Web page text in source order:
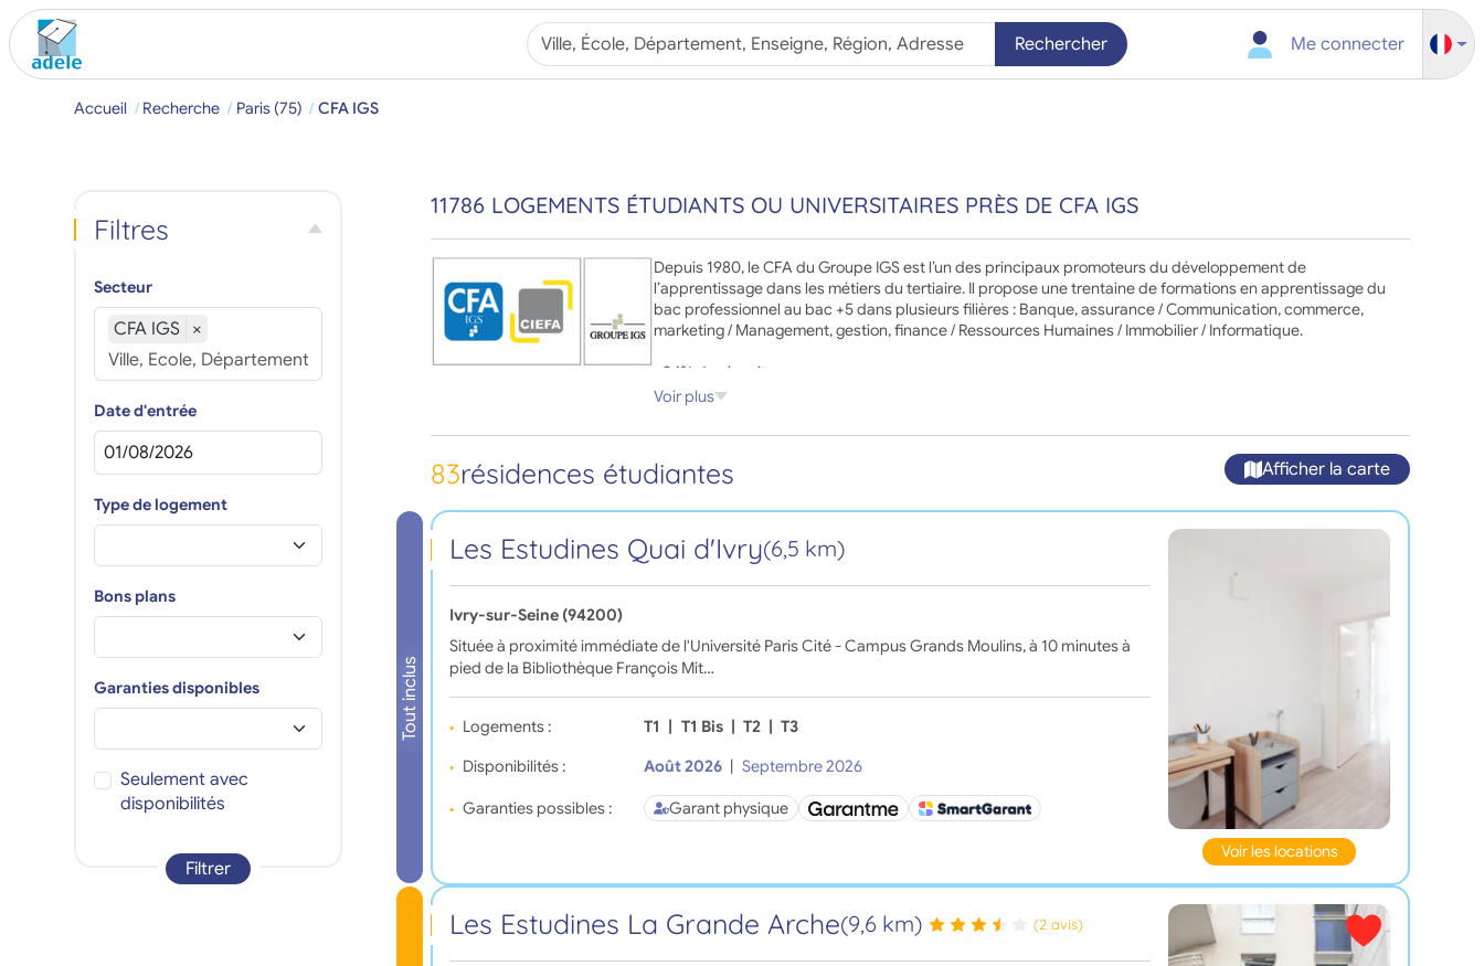
Rechercher Me connecter
Accueil Recherche Paris (75) CFA IGS
11786 LOGEMENTS ÉTUDIANTS OU UNIVERSITAIRES PRÈS DE CFA IGS
Depuis 1980, le CFA du Groupe IGS est l’un des principaux promoteurs du développement de
l’apprentissage dans les métiers du tertiaire. Il propose une trentaine de formations en apprentissage du
bac professionnel au bac +5 dans plusieurs filières : Banque, assurance / Communication, commerce,
marketing / Management, gestion, finance / Ressources Humaines / Immobilier / Informatique.
• 84% de réussite aux examens
• 78% de taux d’insertion
Voir plus
83résidences étudiantes Afficher la carte
Tout inclus
Les Estudines Quai d'Ivry(6,5 km)
Ivry-sur-Seine (94200)
Située à proximité immédiate de l'Université Paris Cité - Campus Grands Moulins, à 10 minutes à
pied de la Bibliothèque François Mit…
Logements : T1 | T1 Bis | T2 | T3
Disponibilités :
Août 2026 | Septembre 2026
Garanties possibles : Garant physique
Voir les locations
Les Estudines La Grande Arche(9,6 km) (2 avis)
Filtres
Secteur
CFA IGS ×
Date d'entrée
Type de logement
Bons plans
Garanties disponibles
Seulement avec
disponibilités
Filtrer